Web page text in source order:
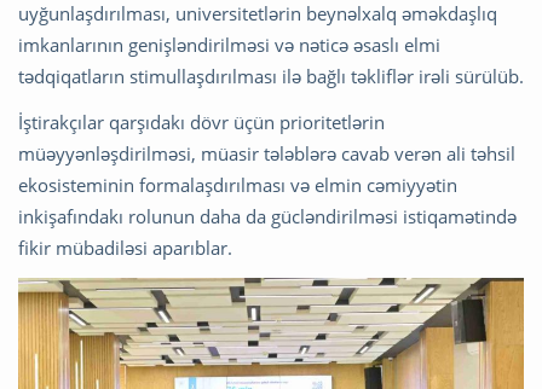
uyğunlaşdırılması, universitetlərin beynəlxalq əməkdaşlıq
imkanlarının genişləndirilməsi və nəticə əsaslı elmi
tədqiqatların stimullaşdırılması ilə bağlı təkliflər irəli sürülüb.
İştirakçılar qarşıdakı dövr üçün prioritetlərin
müəyyənləşdirilməsi, müasir tələblərə cavab verən ali təhsil
ekosisteminin formalaşdırılması və elmin cəmiyyətin
inkişafındakı rolunun daha da gücləndirilməsi istiqamətində
fikir mübadiləsi aparıblar.